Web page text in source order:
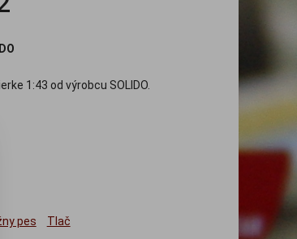
1:43 od výrobcu SOLIDO.
pes Tlač